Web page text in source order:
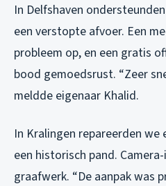
In Delfshaven
een verstopte afvoer. Een
probleem op, en een gratis
bood gemoedsrust. “Zeer
meldde eigenaar Khalid.
In Kralingen repareerden we
een historisch pand.
graafwerk. “De aanpak was